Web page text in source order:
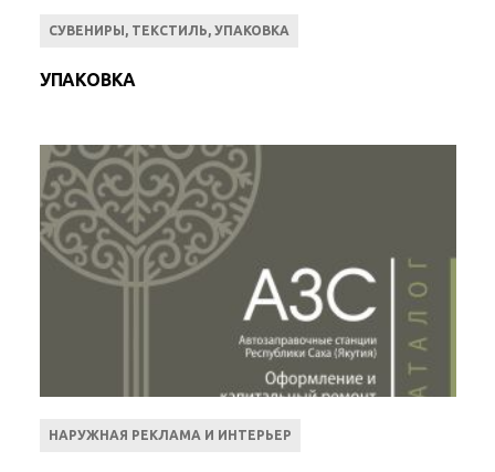
СУВЕНИРЫ, ТЕКСТИЛЬ, УПАКОВКА
УПАКОВКА
НАРУЖНАЯ РЕКЛАМА И ИНТЕРЬЕР